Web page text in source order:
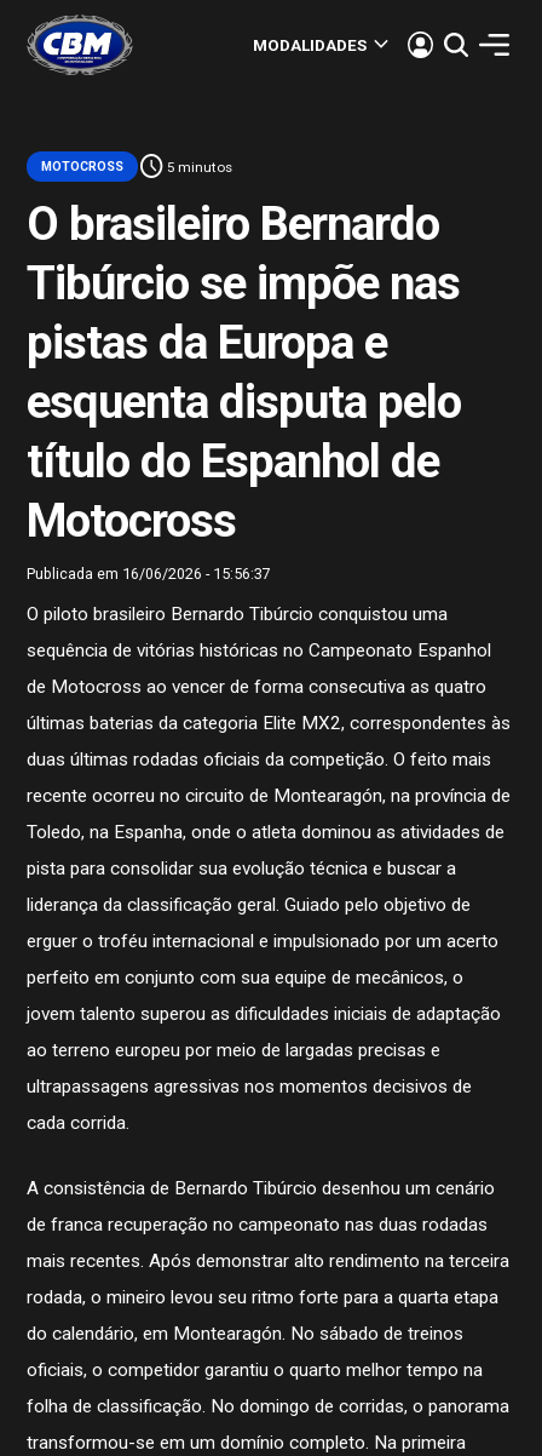
MODALIDADES keyboard_arrow_down
MOTOCROSS schedule 5 minutos
O brasileiro Bernardo
Tibúrcio se impõe nas
pistas da Europa e
esquenta disputa pelo
título do Espanhol de
Motocross
Publicada em 16/06/2026 - 15:56:37
O piloto brasileiro Bernardo Tibúrcio conquistou uma
sequência de vitórias históricas no Campeonato Espanhol
de Motocross ao vencer de forma consecutiva as quatro
últimas baterias da categoria Elite MX2, correspondentes às
duas últimas rodadas oficiais da competição. O feito mais
recente ocorreu no circuito de Montearagón, na província de
Toledo, na Espanha, onde o atleta dominou as atividades de
pista para consolidar sua evolução técnica e buscar a
liderança da classificação geral. Guiado pelo objetivo de
erguer o troféu internacional e impulsionado por um acerto
perfeito em conjunto com sua equipe de mecânicos, o
jovem talento superou as dificuldades iniciais de adaptação
ao terreno europeu por meio de largadas precisas e
ultrapassagens agressivas nos momentos decisivos de
cada corrida.
A consistência de Bernardo Tibúrcio desenhou um cenário
de franca recuperação no campeonato nas duas rodadas
mais recentes. Após demonstrar alto rendimento na terceira
rodada, o mineiro levou seu ritmo forte para a quarta etapa
do calendário, em Montearagón. No sábado de treinos
oficiais, o competidor garantiu o quarto melhor tempo na
folha de classificação. No domingo de corridas, o panorama
transformou-se em um domínio completo. Na primeira